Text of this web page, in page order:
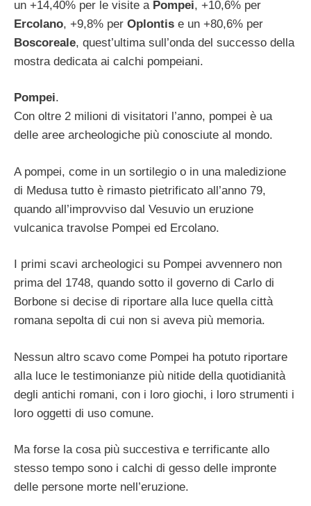
un +14,40% per le visite a Pompei, +10,6% per
Ercolano, +9,8% per Oplontis e un +80,6% per
Boscoreale, quest’ultima sull’onda del successo della
mostra dedicata ai calchi pompeiani.
Pompei.
Con oltre 2 milioni di visitatori l’anno, pompei è ua
delle aree archeologiche più conosciute al mondo.
A pompei, come in un sortilegio o in una maledizione
di Medusa tutto è rimasto pietrificato all’anno 79,
quando all’improvviso dal Vesuvio un eruzione
vulcanica travolse Pompei ed Ercolano.
I primi scavi archeologici su Pompei avvennero non
prima del 1748, quando sotto il governo di Carlo di
Borbone si decise di riportare alla luce quella città
romana sepolta di cui non si aveva più memoria.
Nessun altro scavo come Pompei ha potuto riportare
alla luce le testimonianze più nitide della quotidianità
degli antichi romani, con i loro giochi, i loro strumenti i
loro oggetti di uso comune.
Ma forse la cosa più succestiva e terrificante allo
stesso tempo sono i calchi di gesso delle impronte
delle persone morte nell’eruzione.